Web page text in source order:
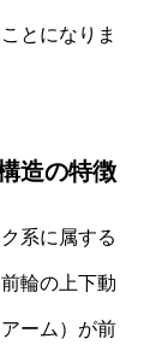
とになりま
造の特徴
系に属する
輪の上下動
ーム）が前